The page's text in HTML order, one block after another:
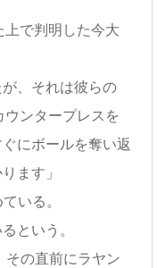
で判明した今大
、それは彼らの
ンタープレスを
にボールを奪い返
ます」
いる。
という。
の直前にラヤン